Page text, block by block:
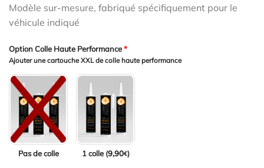
Modèle sur-mesure, fabriqué spécifiquement pour le
véhicule indiqué
Option Colle Haute Performance*
Ajouter une cartouche XXL de colle haute performance
Pas de colle 1 colle (9,90€)